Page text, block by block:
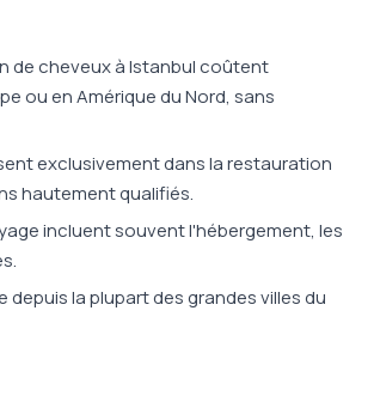
de cheveux à Istanbul coûtent
ou en Amérique du Nord, sans
exclusivement dans la restauration
hautement qualifiés.
incluent souvent l'hébergement, les
la plupart des grandes villes du